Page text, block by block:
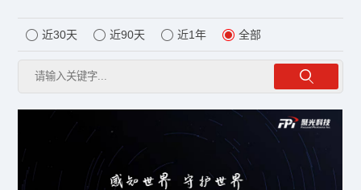
近30天 近90天 近1年 全部